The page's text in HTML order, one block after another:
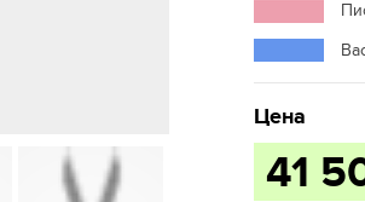
Цена
41